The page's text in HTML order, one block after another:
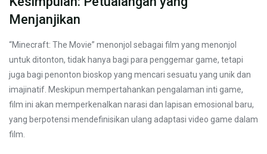
Menjanjikan
“Minecraft: The Movie” menonjol sebagai film yang menonjol
untuk ditonton, tidak hanya bagi para penggemar game, tetapi
juga bagi penonton bioskop yang mencari sesuatu yang unik dan
imajinatif. Meskipun mempertahankan pengalaman inti game,
film ini akan memperkenalkan narasi dan lapisan emosional baru,
yang berpotensi mendefinisikan ulang adaptasi video game dalam
film.